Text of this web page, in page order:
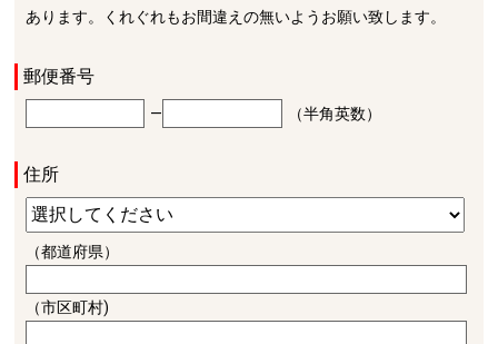
あります。くれぐれもお間違えの無いようお願い致します。
郵便番号
― （半角英数）
住所
（都道府県）
（市区町村)